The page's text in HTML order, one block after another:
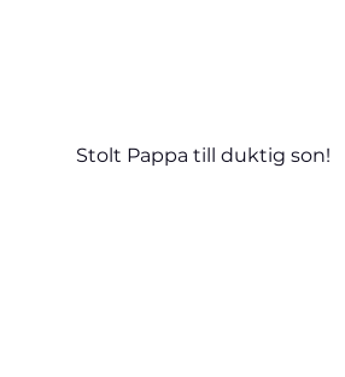
Stolt Pappa till duktig son!